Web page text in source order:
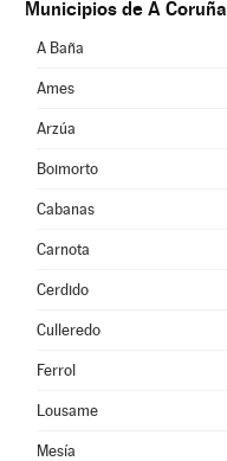
Municipios de A Coruña
A Baña
Ames
Arzúa
Boimorto
Cabanas
Carnota
Cerdido
Culleredo
Ferrol
Lousame
Mesía